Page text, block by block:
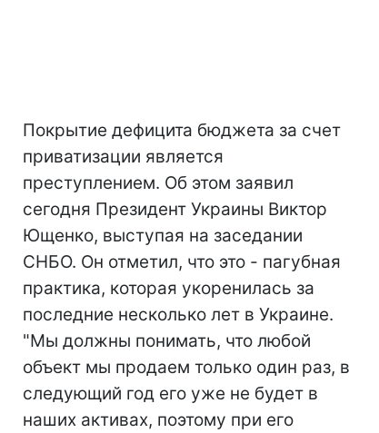
Покрытие дефицита бюджета за счет
приватизации является
преступлением. Об этом заявил
сегодня Президент Украины Виктор
Ющенко, выступая на заседании
СНБО. Он отметил, что это - пагубная
практика, которая укоренилась за
последние несколько лет в Украине.
"Мы должны понимать, что любой
объект мы продаем только один раз, в
следующий год его уже не будет в
наших активах, поэтому при его